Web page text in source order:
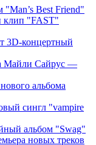
"Man’s Best Friend"
клип "FAST"
3D-концертный
Майли Сайрус —
альбома
сингл "vampire
альбом "Swag"
новых треков